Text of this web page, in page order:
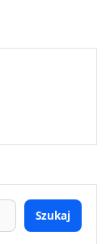
Szukaj